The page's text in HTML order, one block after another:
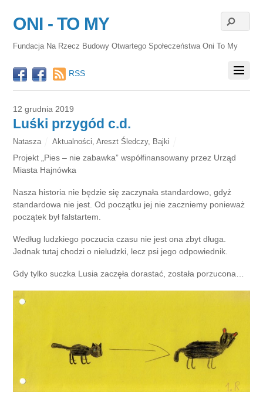
ONI - TO MY
Fundacja Na Rzecz Budowy Otwartego Społeczeństwa Oni To My
RSS
12 grudnia 2019
Luśki przygód c.d.
Natasza Aktualności Areszt Śledczy, Bajki
Projekt „Pies – nie zabawka” współfinansowany przez Urząd
Miasta Hajnówka
Nasza historia nie będzie się zaczynała standardowo, gdyż
standardowa nie jest. Od początku jej nie zaczniemy ponieważ
początek był falstartem.
Według ludzkiego poczucia czasu nie jest ona zbyt długa.
Jednak tutaj chodzi o nieludzki, lecz psi jego odpowiednik.
Gdy tylko suczka Lusia zaczęła dorastać, została porzucona…